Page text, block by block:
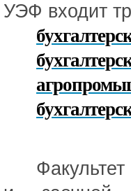
УЭФ входит